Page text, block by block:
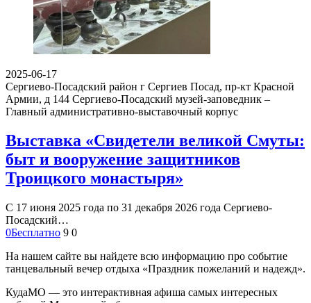
2025-06-17
Сергиево-Посадский район г Сергиев Посад, пр-кт Красной
Армии, д 144 Сергиево-Посадский музей-заповедник –
Главный административно-выставочный корпус
Выставка «Свидетели великой Смуты:
быт и вооружение защитников
Троицкого монастыря»
С 17 июня 2025 года по 31 декабря 2026 года Сергиево-
Посадский…
0Бесплатно 9 0
На нашем сайте вы найдете всю информацию про событие
танцевальный вечер отдыха «Праздник пожеланий и надежд».
КудаМО — это интерактивная афиша самых интересных